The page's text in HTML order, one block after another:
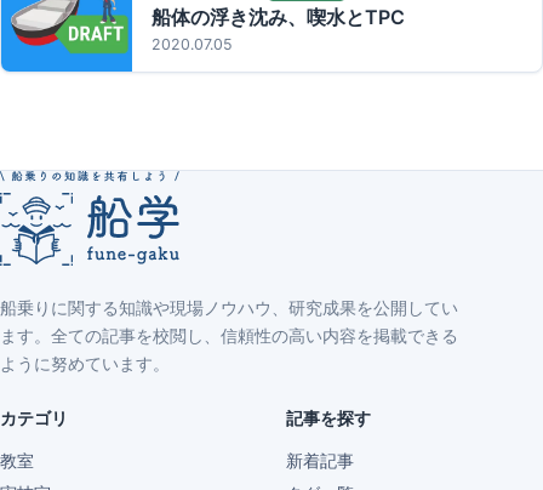
船体の浮き沈み、喫水とTPC
2020.07.05
船乗りに関する知識や現場ノウハウ、研究成果を公開してい
ます。全ての記事を校閲し、信頼性の高い内容を掲載できる
ように努めています。
カテゴリ
教室
記事を探す
新着記事